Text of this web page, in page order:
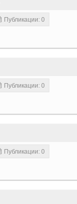
Публикации: 0
Публикации: 0
Публикации: 0